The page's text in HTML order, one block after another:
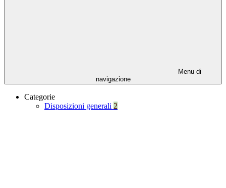
Menu di
navigazione
Categorie
Disposizioni generali 2